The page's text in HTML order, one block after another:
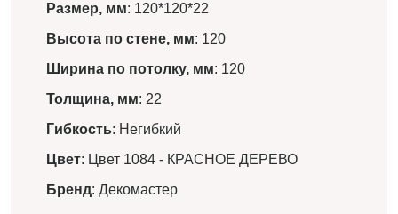
Размер, мм: 120*120*22
Высота по стене, мм: 120
Ширина по потолку, мм: 120
Толщина, мм: 22
Гибкость: Негибкий
Цвет: Цвет 1084 - КРАСНОЕ ДЕРЕВО
Бренд: Декомастер